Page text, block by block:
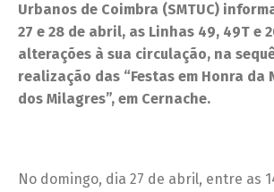
Urbanos de Coimbra (SMTUC)
27 e 28 de abril, as Linhas 49, 49T e
alterações à sua circulação, na
realização das “Festas em Honra da
dos Milagres”, em Cernache.
No domingo, dia 27 de abril, entre as